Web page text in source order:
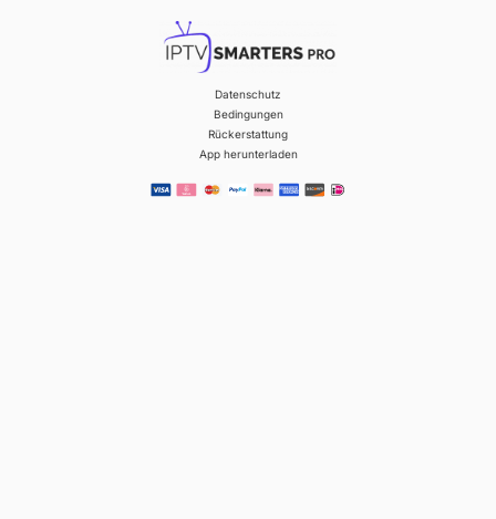
Datenschutz
Bedingungen
Rückerstattung
App herunterladen